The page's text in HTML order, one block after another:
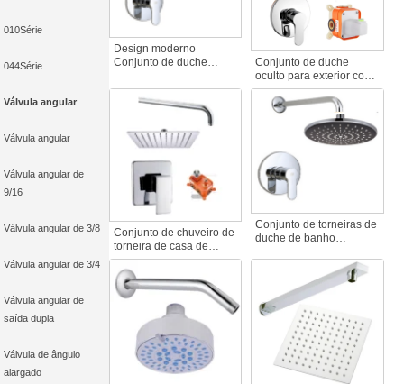
010Série
044Série
Válvula angular
Válvula angular
Válvula angular de
9/16
Válvula angular de 3/8
Válvula angular de 3/4
Válvula angular de
saída dupla
Válvula de ângulo
alargado
Design moderno
Conjunto de duche
banho de chuva oculto
Latão Torneira de casa
quente e fria Acessórios
não pré-embutidos
Conjunto de duche
oculto para exterior com
boa relação custo-
eficácia Água quente e
fria Caixas pré-
embutidas Misturador de
duche de chuva
Acessórios para
torneiras de casa de
banho
Conjunto de chuveiro de
torneira de casa de
banho com acabamento
cromado quadrado
moderno Teste de
pressão da água
Acessórios de torneira
de casa de banho oculta
Conjunto de torneiras de
duche de banho
cromadas e polidas, com
chuveiro de chuva
oculto, cobertura de
latão e misturadoras
termostáticas de duche